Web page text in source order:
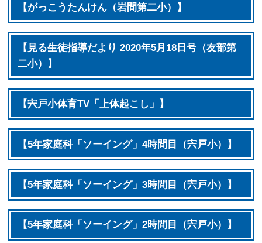
【がっこうたんけん（岩間第二小）】
【見る生徒指導だより 2020年5月18日号（友部第
二小）】
【宍戸小体育TV「上体起こし」】
【5年家庭科「ソーイング」4時間目（宍戸小）】
【5年家庭科「ソーイング」3時間目（宍戸小）】
【5年家庭科「ソーイング」2時間目（宍戸小）】